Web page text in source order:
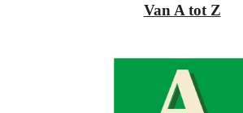
Van A tot Z